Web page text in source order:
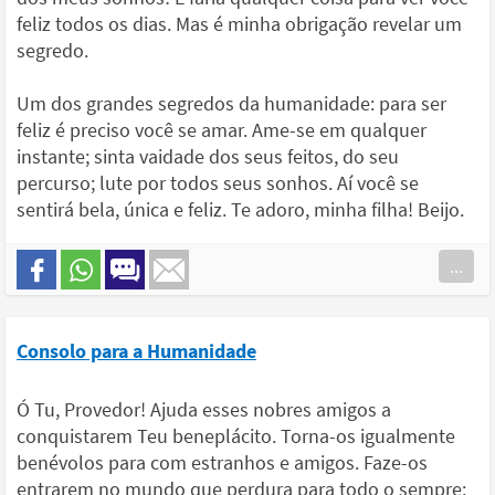
feliz todos os dias. Mas é minha obrigação revelar um
segredo.
Um dos grandes segredos da humanidade: para ser
feliz é preciso você se amar. Ame-se em qualquer
instante; sinta vaidade dos seus feitos, do seu
percurso; lute por todos seus sonhos. Aí você se
sentirá bela, única e feliz. Te adoro, minha filha! Beijo.
...
Consolo para a Humanidade
Ó Tu, Provedor! Ajuda esses nobres amigos a
conquistarem Teu beneplácito. Torna-os igualmente
benévolos para com estranhos e amigos. Faze-os
entrarem no mundo que perdura para todo o sempre;